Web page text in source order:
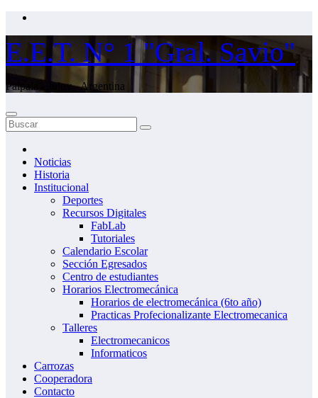
Saltar
contenido
E.E.T. N° 1 "Gral. Savio"
Palpala - Jujuy - Argentina
Noticias
Historia
Institucional
Deportes
Recursos Digitales
FabLab
Tutoriales
Calendario Escolar
Sección Egresados
Centro de estudiantes
Horarios Electromecánica
Horarios de electromecánica (6to año)
Practicas Profecionalizante Electromecanica
Talleres
Electromecanicos
Informaticos
Carrozas
Cooperadora
Contacto